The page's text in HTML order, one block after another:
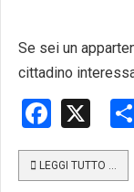
Se sei un
cittadino
LEGGI TUTTO …